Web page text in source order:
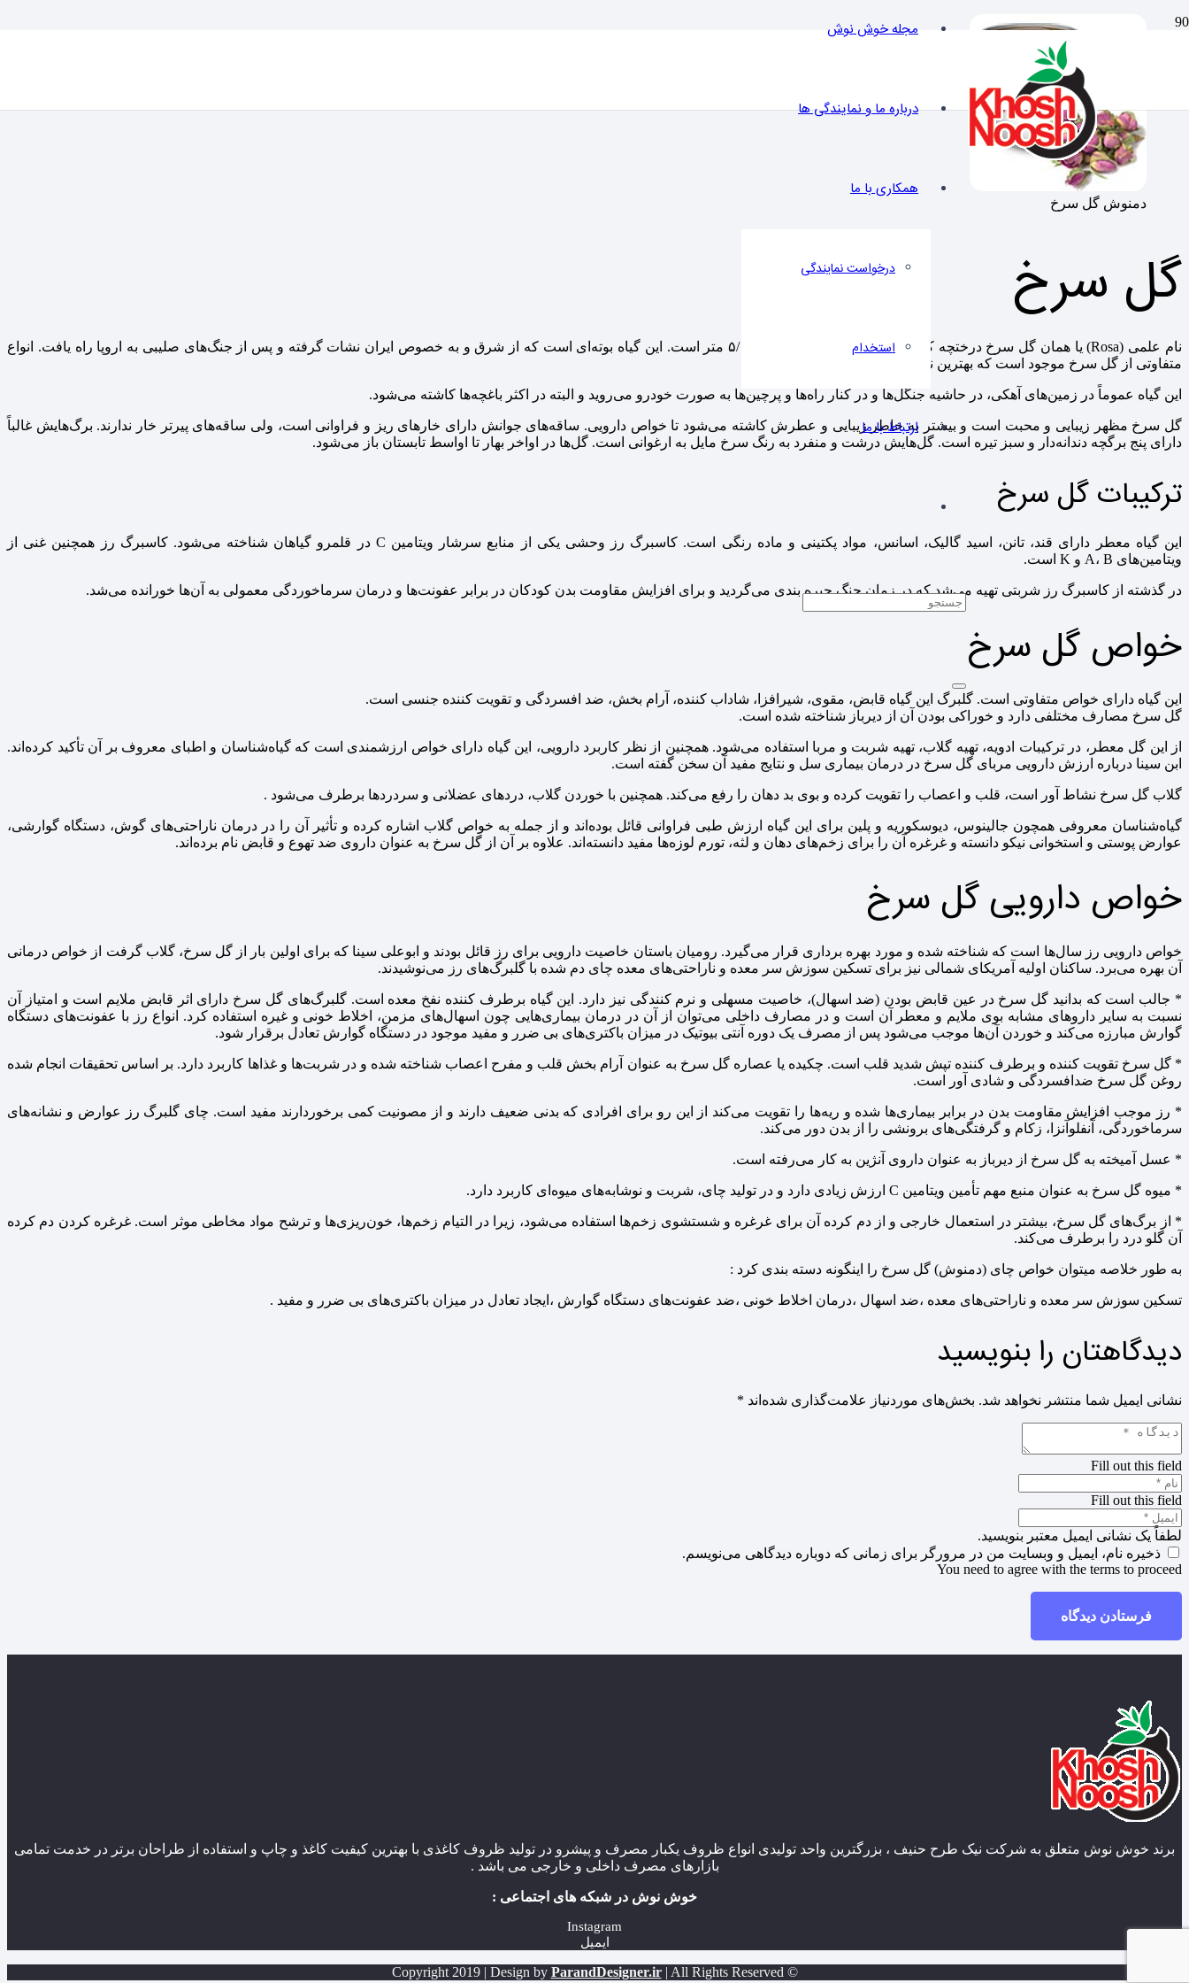
مجله خوش نوش
درباره ما و نمایندگی ها
همکاری با ما
درخواست نمایندگی
استخدام
ارتباط با ما
دمنوش گل سرخ
گل سرخ
نام علمی (Rosa) یا همان گل سرخ درختچه کوچکی به ارتفاع ۶۰ سانتیمتر تا ۵/۱ متر است. این گیاه بوته‌ای است که از شرق و به خصوص ایران نشات گرفته و پس از جنگ‌های صلیبی به اروپا راه یافت. انواع
متفاوتی از گل سرخ موجود است که بهترین نوع آن در ایران یافت می‌شود.
این گیاه عموماً در زمین‌های آهکی، در حاشیه جنگل‌ها و در کنار راه‌ها و پرچین‌ها به صورت خودرو می‌روید و البته در اکثر باغچه‌ها کاشته می‌شود.
گل سرخ مظهر زیبایی و محبت است و بیشتر به خاطر زیبایی و عطرش کاشته می‌شود تا خواص دارویی. ساقه‌های جوانش دارای خارهای ریز و فراوانی است، ولی ساقه‌های پیرتر خار ندارند. برگ‌هایش غالباً
دارای پنج برگچه دندانه‌دار و سبز تیره است. گل‌هایش درشت و منفرد به رنگ سرخ مایل به ارغوانی است. گل‌ها در اواخر بهار تا اواسط تابستان باز می‌شود.
ترکیبات گل سرخ
این گیاه معطر دارای قند، تانن، اسید گالیک، اسانس، مواد پکتینی و ماده رنگی است. کاسبرگ رز وحشی یکی از منابع سرشار ویتامین C در قلمرو گیاهان شناخته می‌شود. کاسبرگ رز همچنین غنی از
ویتامین‌های A، B و K است.
در گذشته از کاسبرگ رز شربتی تهیه می‌شد که در زمان جنگ جیره بندی می‌گردید و برای افزایش مقاومت بدن کودکان در برابر عفونت‌ها و درمان سرماخوردگی معمولی به آن‌ها خورانده می‌شد.
خواص گل سرخ
این گیاه دارای خواص متفاوتی است. گلبرگ این گیاه قابض، مقوی، شیرافزا، شاداب کننده، آرام بخش، ضد افسردگی و تقویت کننده جنسی است.
گل سرخ مصارف مختلفی دارد و خوراکی بودن آن از دیرباز شناخته شده است.
از این گل معطر، در ترکیبات ادویه، تهیه گلاب، تهیه شربت و مربا استفاده می‌شود. همچنین از نظر کاربرد دارویی، این گیاه دارای خواص ارزشمندی است که گیاه‌شناسان و اطبای معروف بر آن تأکید کرده‌اند.
ابن سینا درباره ارزش دارویی مربای گل سرخ در درمان بیماری سل و نتایج مفید آن سخن گفته است.
گلاب گل سرخ نشاط آور است، قلب و اعصاب را تقویت کرده و بوی بد دهان را رفع می‌کند. همچنین با خوردن گلاب، دردهای عضلانی و سردردها برطرف می‌شود .
گیاه‌شناسان معروفی همچون جالینوس، دیوسکوریه و پلین برای این گیاه ارزش طبی فراوانی قائل بوده‌اند و از جمله به خواص گلاب اشاره کرده و تأثیر آن را در درمان ناراحتی‌های گوش، دستگاه گوارشی،
عوارض پوستی و استخوانی نیکو دانسته و غرغره آن را برای زخم‌های دهان و لثه، تورم لوزه‌ها مفید دانسته‌اند. علاوه بر آن از گل سرخ به عنوان داروی ضد تهوع و قابض نام برده‌اند.
خواص دارویی گل سرخ
خواص دارویی رز سال‌ها است که شناخته شده و مورد بهره برداری قرار می‌گیرد. رومیان باستان خاصیت دارویی برای رز قائل بودند و ابوعلی سینا که برای اولین بار از گل سرخ، گلاب گرفت از خواص درمانی
آن بهره می‌برد. ساکنان اولیه آمریکای شمالی نیز برای تسکین سوزش سر معده و ناراحتی‌های معده چای دم شده با گلبرگ‌های رز می‌نوشیدند.
* جالب است که بدانید گل سرخ در عین قابض بودن (ضد اسهال)، خاصیت مسهلی و نرم کنندگی نیز دارد. این گیاه برطرف کننده نفخ معده است. گلبرگ‌های گل سرخ دارای اثر قابض ملایم است و امتیاز آن
نسبت به سایر داروهای مشابه بوی ملایم و معطر آن است و در مصارف داخلی می‌توان از آن در درمان بیماری‌هایی چون اسهال‌های مزمن، اخلاط خونی و غیره استفاده کرد. انواع رز با عفونت‌های دستگاه
گوارش مبارزه می‌کند و خوردن آن‌ها موجب می‌شود پس از مصرف یک دوره آنتی بیوتیک در میزان باکتری‌های بی ضرر و مفید موجود در دستگاه گوارش تعادل برقرار شود.
* گل سرخ تقویت کننده و برطرف کننده تپش شدید قلب است. چکیده یا عصاره گل سرخ به عنوان آرام بخش قلب و مفرح اعصاب شناخته شده و در شربت‌ها و غذاها کاربرد دارد. بر اساس تحقیقات انجام شده
روغن گل سرخ ضدافسردگی و شادی آور است.
* رز موجب افزایش مقاومت بدن در برابر بیماری‌ها شده و ریه‌ها را تقویت می‌کند از این رو برای افرادی که بدنی ضعیف دارند و از مصونیت کمی برخوردارند مفید است. چای گلبرگ رز عوارض و نشانه‌های
سرماخوردگی، آنفلوآنزا، زکام و گرفتگی‌های برونشی را از بدن دور می‌کند.
* عسل آمیخته به گل سرخ از دیرباز به عنوان داروی آنژین به کار می‌رفته است.
* میوه گل سرخ به عنوان منبع مهم تأمین ویتامین C ارزش زیادی دارد و در تولید چای، شربت و نوشابه‌های میوه‌ای کاربرد دارد.
* از برگ‌های گل سرخ، بیشتر در استعمال خارجی و از دم کرده آن برای غرغره و شستشوی زخم‌ها استفاده می‌شود، زیرا در التیام زخم‌ها، خون‌ریزی‌ها و ترشح مواد مخاطی موثر است. غرغره کردن دم کرده
آن گلو درد را برطرف می‌کند.
به طور خلاصه میتوان خواص چای (دمنوش) گل سرخ را اینگونه دسته بندی کرد :
تسکین سوزش سر معده و ناراحتی‌های معده ،ضد اسهال ،درمان اخلاط خونی ،ضد عفونت‌های دستگاه گوارش ،ایجاد تعادل در میزان باکتری‌های بی ضرر و مفید .
دیدگاهتان را بنویسید
نشانی ایمیل شما منتشر نخواهد شد. بخش‌های موردنیاز علامت‌گذاری شده‌اند *
Fill out this field
Fill out this field
لطفاً یک نشانی ایمیل معتبر بنویسید.
ذخیره نام، ایمیل و وبسایت من در مرورگر برای زمانی که دوباره دیدگاهی می‌نویسم.
You need to agree with the terms to proceed
فرستادن دیدگاه
برند خوش نوش متعلق به شرکت نیک طرح حنیف ، بزرگترین واحد تولیدی انواع ظروف یکبار مصرف و پیشرو در تولید ظروف کاغذی با بهترین کیفیت کاغذ و چاپ و استفاده از طراحان برتر در خدمت تمامی
بازارهای مصرف داخلی و خارجی می باشد .
خوش نوش در شبکه های اجتماعی :
Instagram
ایمیل
© Copyright 2019 | Design by
ParandDesigner.ir| All Rights Reserved